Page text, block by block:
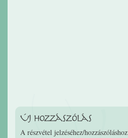
Új hozzászólás
A részvétel jelzéséhez/hozzászóláshoz